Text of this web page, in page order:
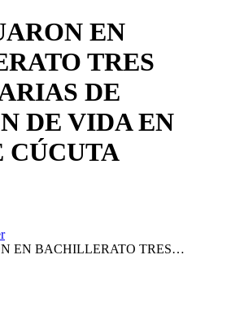
EN
TRES
DE
DE VIDA EN
CÚCUTA
EN BACHILLERATO TRES…